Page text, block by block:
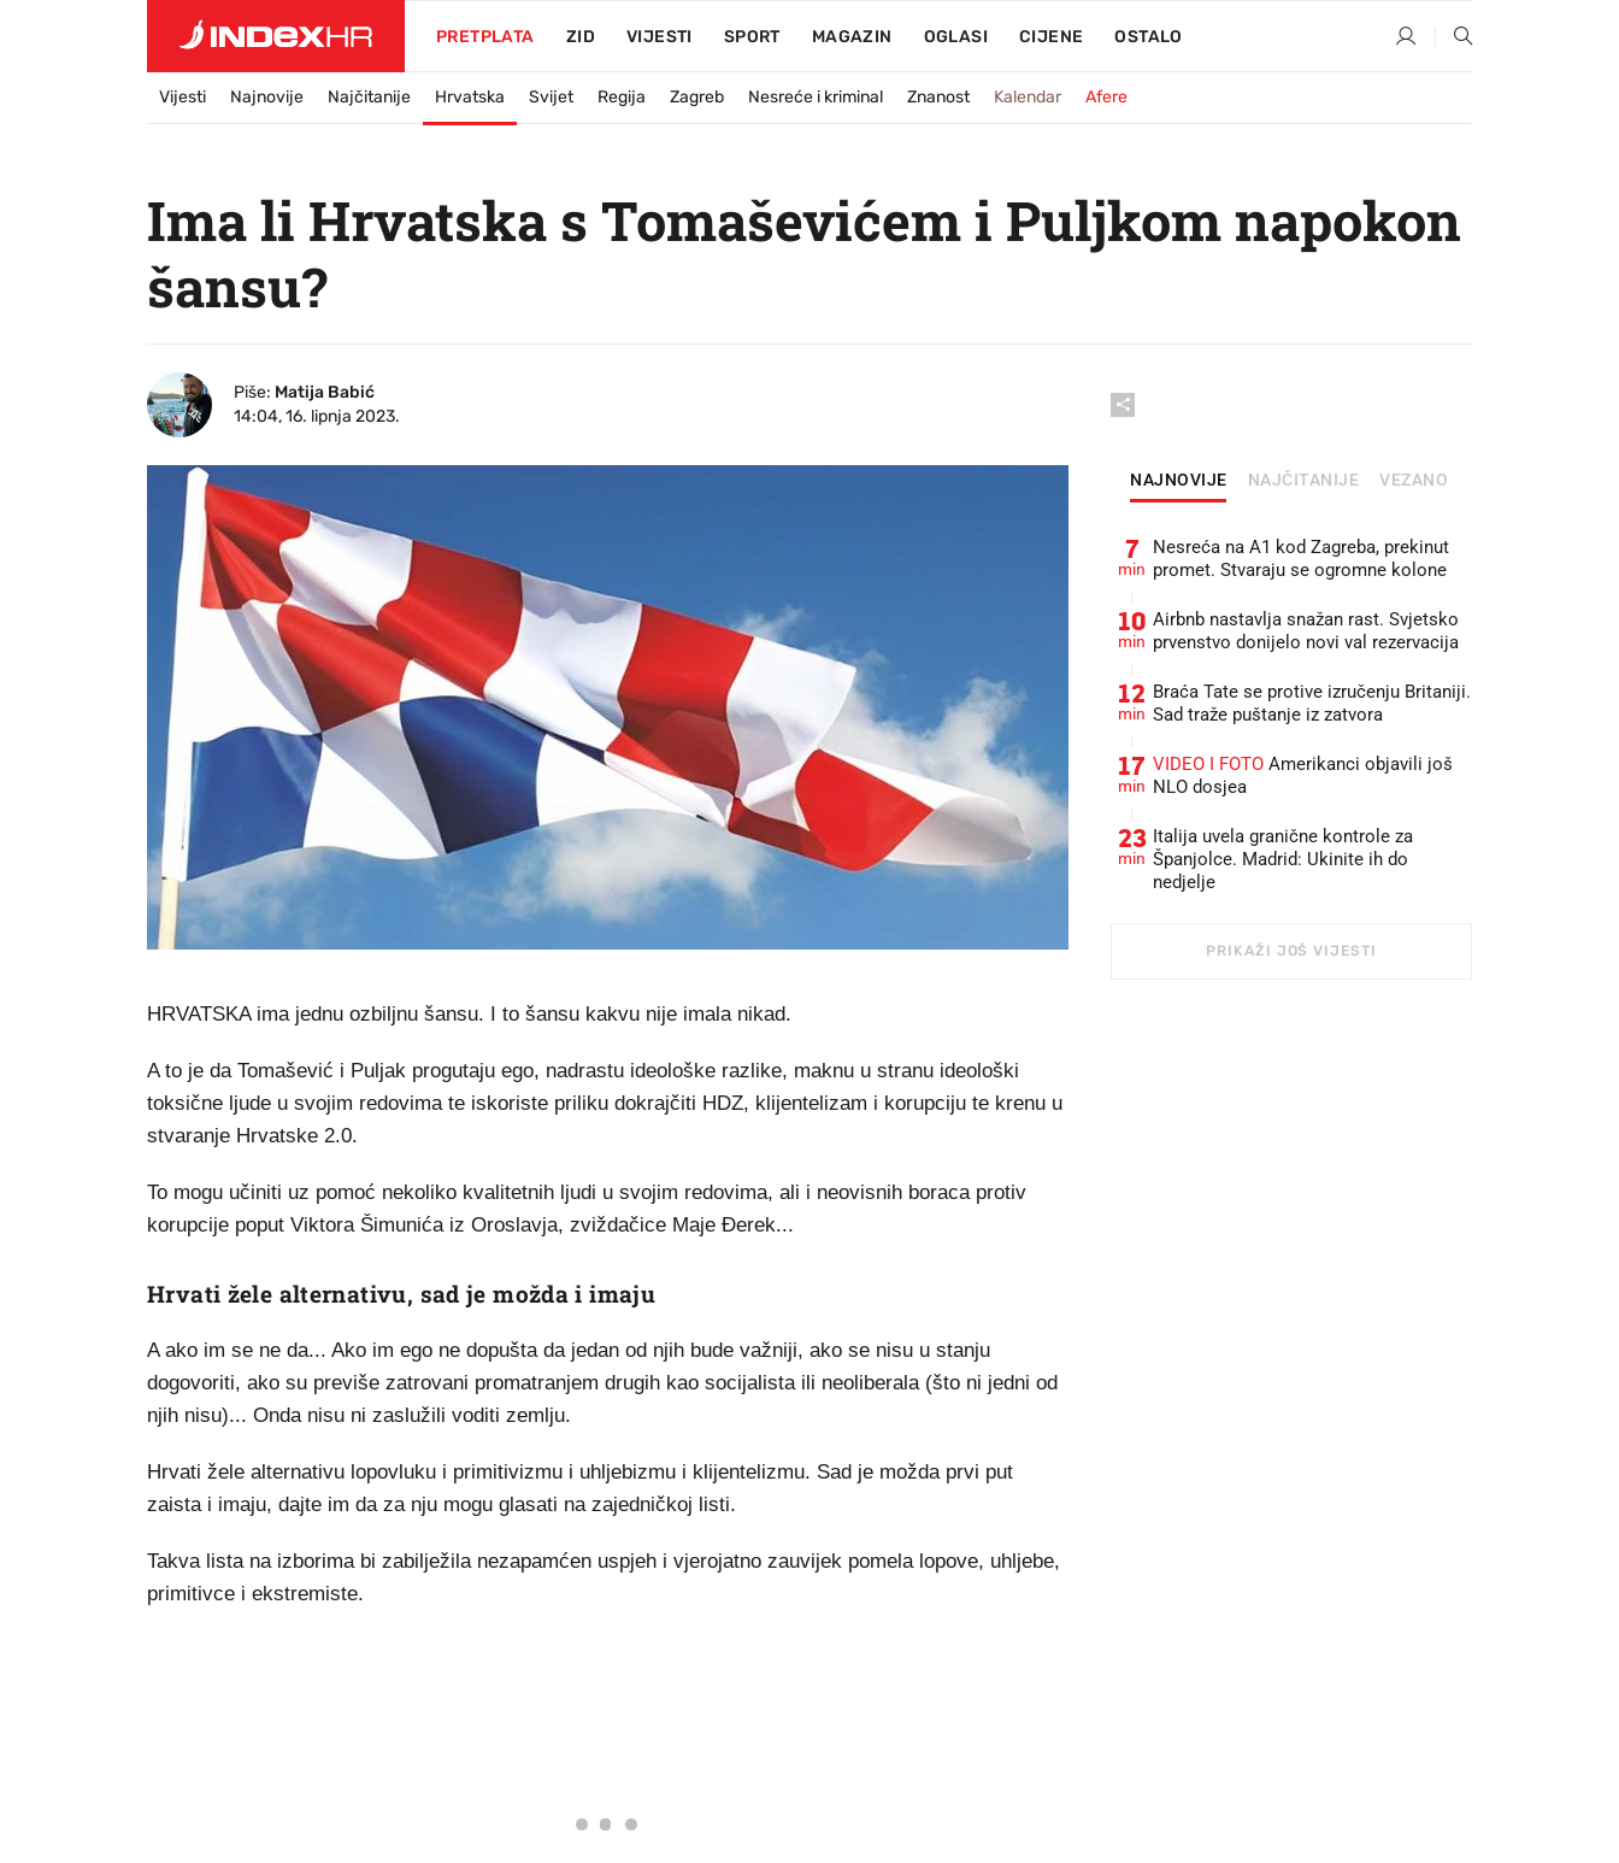
PRETPLATA ZID VIJESTI SPORT MAGAZIN OGLASI CIJENE OSTALO
Vijesti Najnovije Najčitanije Hrvatska Svijet Regija Zagreb Nesreće i kriminal Znanost Kalendar Afere
Ima li Hrvatska s Tomaševićem i Puljkom napokon
šansu?
Piše: Matija Babić
14:04, 16. lipnja 2023.
HRVATSKA ima jednu ozbiljnu šansu. I to šansu kakvu nije imala nikad.
A to je da Tomašević i Puljak progutaju ego, nadrastu ideološke razlike, maknu u stranu ideološki
toksične ljude u svojim redovima te iskoriste priliku dokrajčiti HDZ, klijentelizam i korupciju te krenu u
stvaranje Hrvatske 2.0.
To mogu učiniti uz pomoć nekoliko kvalitetnih ljudi u svojim redovima, ali i neovisnih boraca protiv
korupcije poput Viktora Šimunića iz Oroslavja, zviždačice Maje Đerek...
Hrvati žele alternativu, sad je možda i imaju
A ako im se ne da... Ako im ego ne dopušta da jedan od njih bude važniji, ako se nisu u stanju
dogovoriti, ako su previše zatrovani promatranjem drugih kao socijalista ili neoliberala (što ni jedni od
njih nisu)... Onda nisu ni zaslužili voditi zemlju.
Hrvati žele alternativu lopovluku i primitivizmu i uhljebizmu i klijentelizmu. Sad je možda prvi put
zaista i imaju, dajte im da za nju mogu glasati na zajedničkoj listi.
Takva lista na izborima bi zabilježila nezapamćen uspjeh i vjerojatno zauvijek pomela lopove, uhljebe,
primitivce i ekstremiste.
NAJNOVIJE NAJČITANIJE VEZANO
7
min
Nesreća na A1 kod Zagreba, prekinut
promet. Stvaraju se ogromne kolone
10
min
Airbnb nastavlja snažan rast. Svjetsko
prvenstvo donijelo novi val rezervacija
12
min
Braća Tate se protive izručenju Britaniji.
Sad traže puštanje iz zatvora
17
min
VIDEO I FOTO Amerikanci objavili još
NLO dosjea
23
min
Italija uvela granične kontrole za
Španjolce. Madrid: Ukinite ih do
nedjelje
PRIKAŽI JOŠ VIJESTI